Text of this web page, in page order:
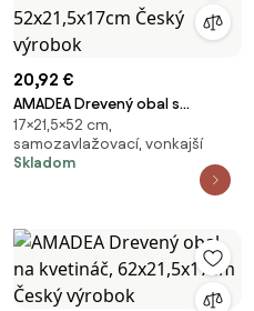
20,92 €
AMADEA Drevený obal s
hrantíkom so srdcom,
52x21,5x17cm Český výrobok
17×21,5×52 cm,
samozavlažovací, vonkajší
Skladom